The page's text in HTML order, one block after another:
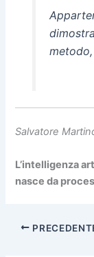
Salvatore
L’intelligenza
nasce da